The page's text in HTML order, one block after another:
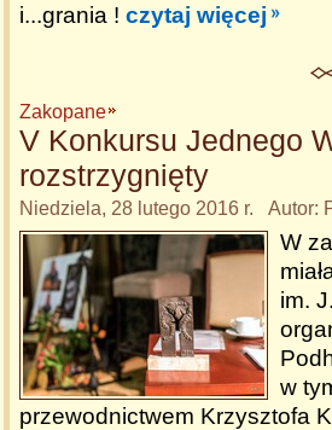
i...grania ! czytaj więcej
Zakopane
V Konkursu Jednego
rozstrzygnięty
Niedziela, 28 lutego 2016 r. Autor:
W
im.
w
przewodnictwem Krzysztofa